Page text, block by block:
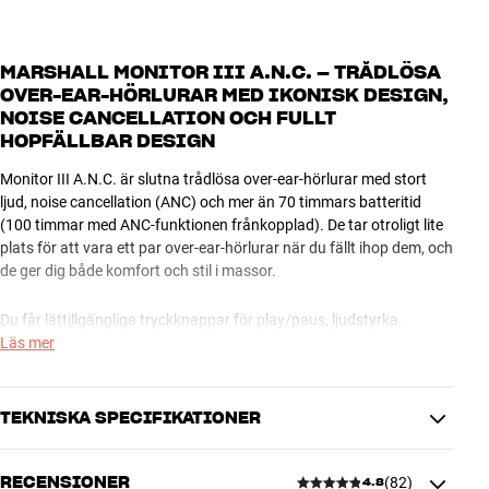
MARSHALL MONITOR III A.N.C. – TRÅDLÖSA
OVER-EAR-HÖRLURAR MED IKONISK DESIGN,
NOISE CANCELLATION OCH FULLT
HOPFÄLLBAR DESIGN
Monitor III A.N.C. är slutna trådlösa over-ear-hörlurar med stort
ljud, noise cancellation (ANC) och mer än 70 timmars batteritid
(100 timmar med ANC-funktionen frånkopplad). De tar otroligt lite
plats för att vara ett par over-ear-hörlurar när du fällt ihop dem, och
de ger dig både komfort och stil i massor.
Du får lättillgängliga tryckknappar för play/paus, ljudstyrka,
telefonsamtal, röstassistent m.m., och du kan ställa in den smarta
dedikerade Marshall Bluetooth-appen – en cool detalj.
optimerar ljudet i förhållande till ljudstyrka och störande ljud från
Läs mer
TEKNISKA SPECIFIKATIONER
RECENSIONER 4.8(82)